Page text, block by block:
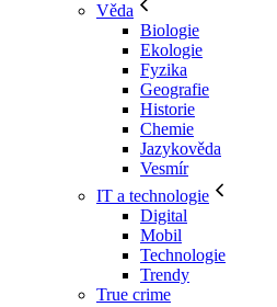
Věda
Biologie
Ekologie
Fyzika
Geografie
Historie
Chemie
Jazykověda
Vesmír
IT a technologie
Digital
Mobil
Technologie
Trendy
True crime